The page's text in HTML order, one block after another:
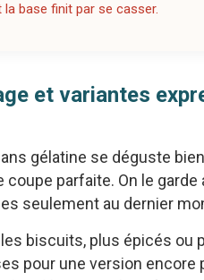
base finit par se casser.
et variantes
gélatine se déguste
parfaite. On le garde
seulement au dernier
biscuits, plus épicés ou
pour une version encore